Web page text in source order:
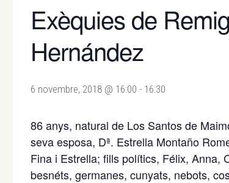
Exèquies de
Hernández
6 novembre, 2018 @ 16:00 - 16:30
86 anys, natural de Los Santos de
seva esposa, Dª. Estrella Montaño
Fina i Estrella; fills polítics, Félix, Anna,
besnéts, germanes, cunyats, nebots,